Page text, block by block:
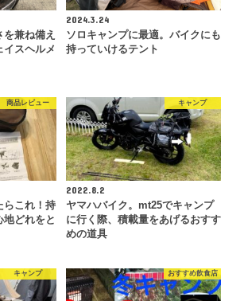
兼ね備え
イスヘルメ
2024.3.24
ソロキャンプに最適。バイクにも
持っていけるテント
商品レビュー
らこれ！持
地どれをと
キャンプ
2022.8.2
ヤマハバイク。mt25でキャンプ
に行く際、積載量をあげるおすす
めの道具
キャンプ おすすめ飲食店